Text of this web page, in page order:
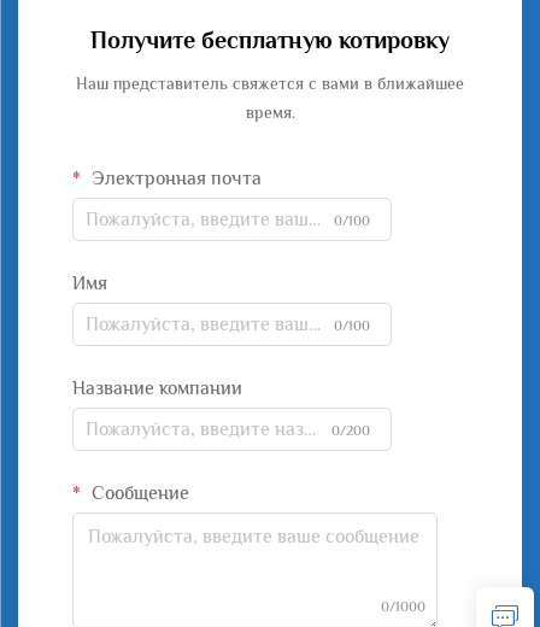
Получите бесплатную котировку
Наш представитель свяжется с вами в ближайшее
время.
Электронная почта
0/100
Имя
0/100
Название компании
0/200
Сообщение
0/1000